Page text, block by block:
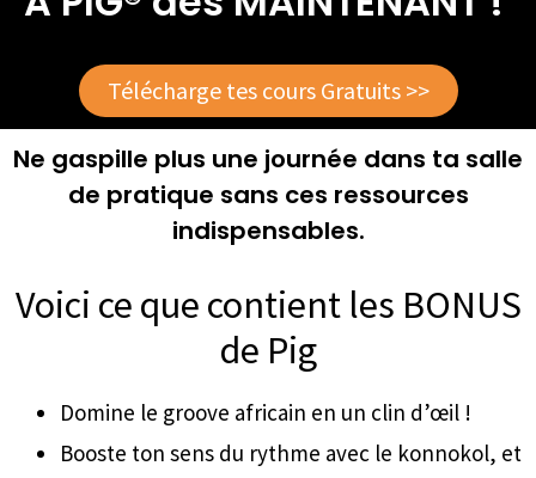
Télécharge tes cours Gratuits >>
Ne gaspille plus une journée dans ta salle
de pratique sans ces ressources
indispensables.
Voici ce que contient les BONUS
de Pig
Domine le groove africain en un clin d’œil !
Booste ton sens du rythme avec le konnokol, et